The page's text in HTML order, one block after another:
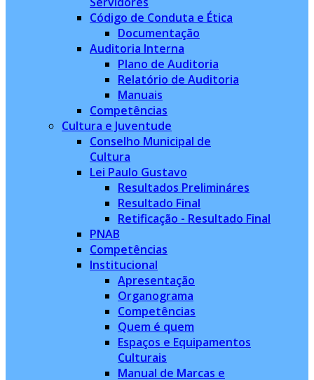
Código de Conduta e Ética
Documentação
Auditoria Interna
Plano de Auditoria
Relatório de Auditoria
Manuais
Competências
Cultura e Juventude
Conselho Municipal de
Cultura
Lei Paulo Gustavo
Resultados Prelimináres
Resultado Final
Retificação - Resultado Final
PNAB
Competências
Institucional
Apresentação
Organograma
Competências
Quem é quem
Espaços e Equipamentos
Culturais
Manual de Marcas e